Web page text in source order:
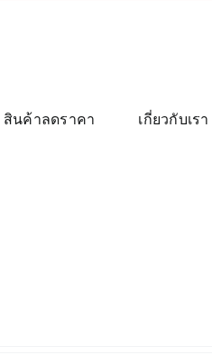
สินค้าลดราคา เกี่ยวกับเรา